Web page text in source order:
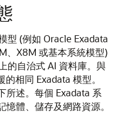
型 (例如 Oracle Exadata
、X8M 或基本系統模型)
的自治式 AI 資料庫。與
相同 Exadata 模型。
所述。每個 Exadata 系
體、儲存及網路資源。